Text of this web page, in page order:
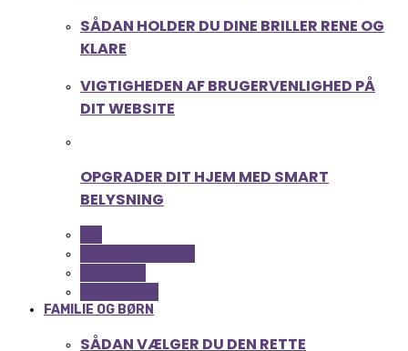
SÅDAN HOLDER DU DINE BRILLER RENE OG
KLARE
VIGTIGHEDEN AF BRUGERVENLIGHED PÅ
DIT WEBSITE
OPGRADER DIT HJEM MED SMART
BELYSNING
FAMILIE OG BØRN
SÅDAN VÆLGER DU DEN RETTE